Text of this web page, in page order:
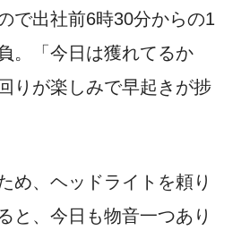
で出社前6時30分からの1
。「今日は獲れてるか
りが楽しみで早起きが捗
め、ヘッドライトを頼り
と、今日も物音一つあり